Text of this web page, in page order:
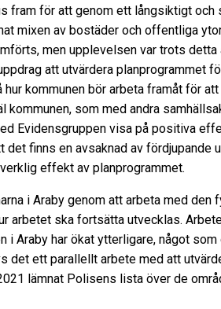
fram för att genom ett långsiktigt
mixen av bostäder och offentliga
men upplevelsen var trots
att utvärdera planprogrammet
kommunen bör arbeta framåt för
som med andra
Evidensgruppen visa på positiva
finns en avsaknad av fördjupande
effekt av planprogrammet.
i Araby genom att arbeta med den
arbetet ska fortsätta utvecklas.
Araby har ökat ytterligare, något
det ett parallellt arbete med att
lämnat Polisens lista över de